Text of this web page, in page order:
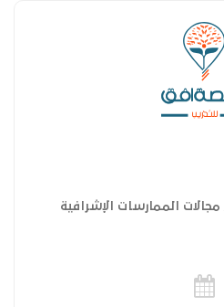
الممارسات الإشرافية